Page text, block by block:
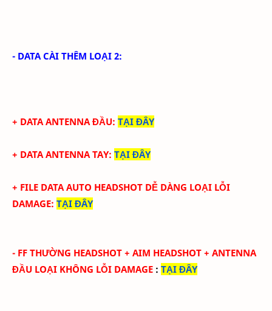
- DATA CÀI THÊM LOẠI 2:
+ DATA ANTENNA ĐẦU: TẠI ĐÂY
+ DATA ANTENNA TAY: TẠI ĐÂY
+ FILE DATA AUTO HEADSHOT DỄ DÀNG LOẠI LỖI
DAMAGE: TẠI ĐÂY
- FF THƯỜNG HEADSHOT + AIM HEADSHOT + ANTENNA
ĐẦU LOẠI KHÔNG LỖI DAMAGE : TẠI ĐÂY